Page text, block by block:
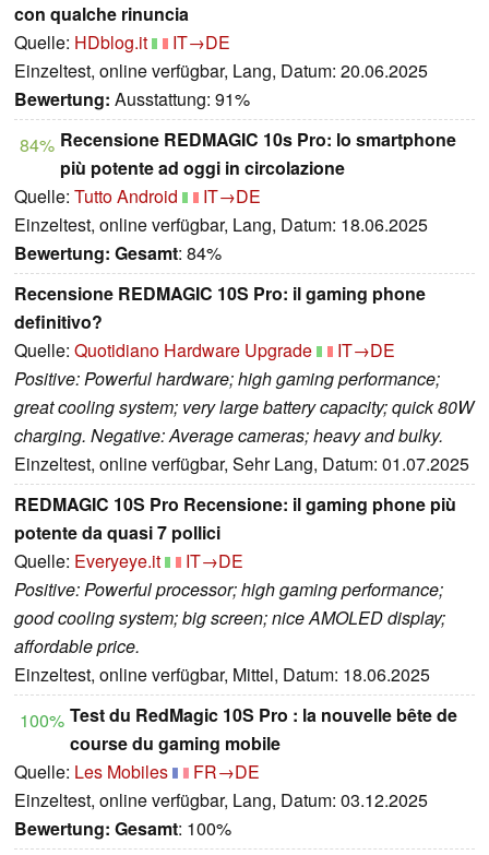
con qualche rinuncia
Quelle: HDblog.it
IT→DE
Einzeltest, online verfügbar, Lang, Datum: 20.06.2025
Bewertung: Ausstattung: 91%
84% Recensione REDMAGIC 10s Pro: lo smartphone
più potente ad oggi in circolazione
Quelle: Tutto Android
IT→DE
Einzeltest, online verfügbar, Lang, Datum: 18.06.2025
Bewertung: Gesamt: 84%
Recensione REDMAGIC 10S Pro: il gaming phone
definitivo?
Quelle: Quotidiano Hardware Upgrade
IT→DE
Positive: Powerful hardware; high gaming performance;
great cooling system; very large battery capacity; quick 80W
charging. Negative: Average cameras; heavy and bulky.
Einzeltest, online verfügbar, Sehr Lang, Datum: 01.07.2025
REDMAGIC 10S Pro Recensione: il gaming phone più
potente da quasi 7 pollici
Quelle: Everyeye.it
IT→DE
Positive: Powerful processor; high gaming performance;
good cooling system; big screen; nice AMOLED display;
affordable price.
Einzeltest, online verfügbar, Mittel, Datum: 18.06.2025
100% Test du RedMagic 10S Pro : la nouvelle bête de
course du gaming mobile
Quelle: Les Mobiles
FR→DE
Einzeltest, online verfügbar, Lang, Datum: 03.12.2025
Bewertung: Gesamt: 100%